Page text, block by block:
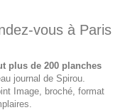
vous à Paris
plus de 200 planches
journal de Spirou.
Image, broché, format